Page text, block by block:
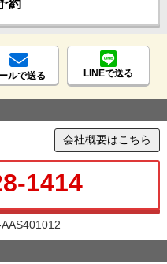
約
ルで送る LINEで送る
会社概要はこちら
1414